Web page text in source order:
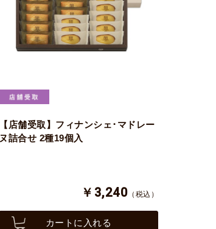
【店舗受取】フィナンシェ･マドレー
ヌ詰合せ 2種19個入
￥3,240 （税込）
カートに入れる